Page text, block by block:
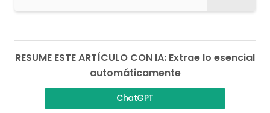
RESUME ESTE ARTÍCULO CON IA: Extrae lo esencial
automáticamente
ChatGPT